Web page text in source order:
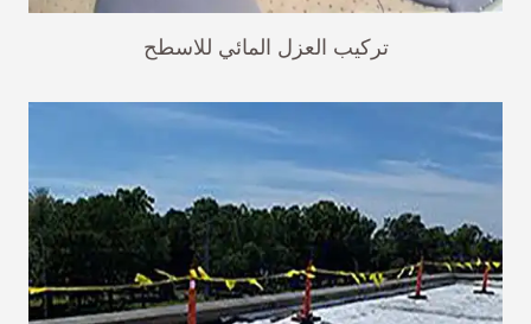
تركيب العزل المائي للاسطح